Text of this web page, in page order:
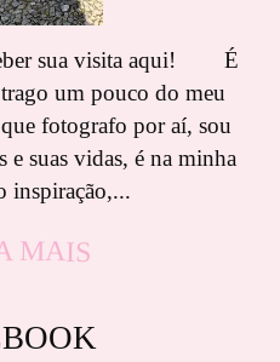
sua visita aqui! É
um pouco do meu
fotografo por aí, sou
suas vidas, é na minha
inspiração,...
MAIS